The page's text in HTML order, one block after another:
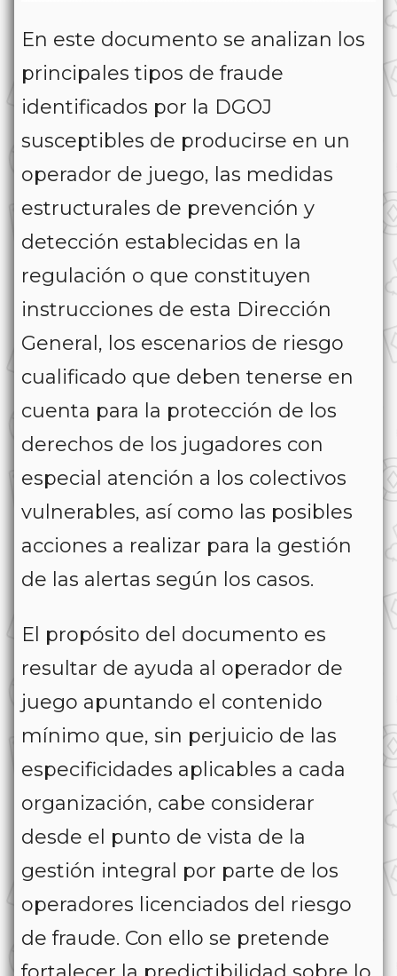
En este documento se analizan los
principales tipos de fraude
identificados por la DGOJ
susceptibles de producirse en un
operador de juego, las medidas
estructurales de prevención y
detección establecidas en la
regulación o que constituyen
instrucciones de esta Dirección
General, los escenarios de riesgo
cualificado que deben tenerse en
cuenta para la protección de los
derechos de los jugadores con
especial atención a los colectivos
vulnerables, así como las posibles
acciones a realizar para la gestión
de las alertas según los casos.
El propósito del documento es
resultar de ayuda al operador de
juego apuntando el contenido
mínimo que, sin perjuicio de las
especificidades aplicables a cada
organización, cabe considerar
desde el punto de vista de la
gestión integral por parte de los
operadores licenciados del riesgo
de fraude. Con ello se pretende